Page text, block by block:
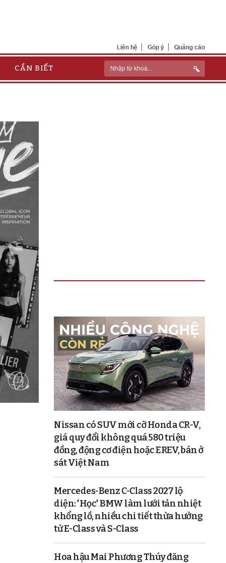
Liên hệ Góp ý Quảng cáo
CẦN BIẾT
Nissan có SUV mới cỡ Honda CR-V,
giá quy đổi không quá 580 triệu
đồng, động cơ điện hoặc EREV, bán ở
sát Việt Nam
Mercedes-Benz C-Class 2027 lộ
diện: 'Học' BMW làm lưới tản nhiệt
khổng lồ, nhiều chi tiết thừa hưởng
từ E-Class và S-Class
Hoa hậu Mai Phương Thúy đăng